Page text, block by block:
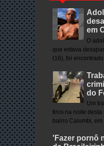
em
O
que estava
(16), foi encontrado
do
Um
tiros na noite desta
bairro Calumbi, em
'Fazer pornô